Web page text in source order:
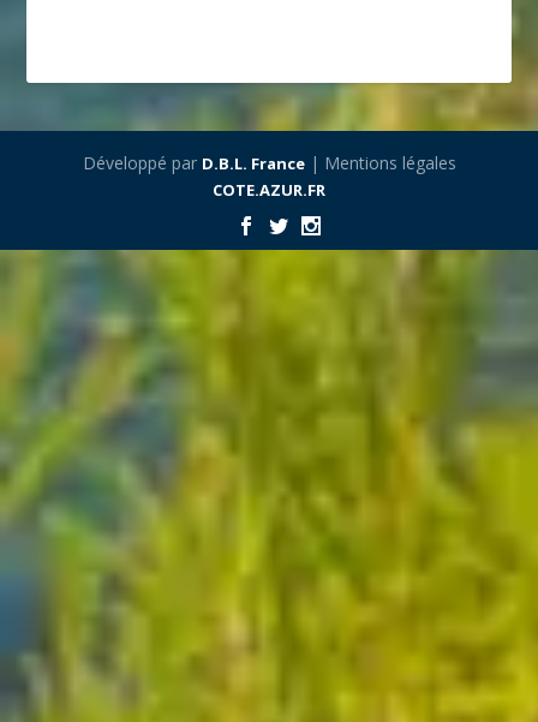
Développé par D.B.L. France| Mentions légales
COTE.AZUR.FR